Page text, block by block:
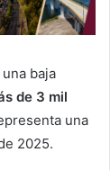
baja
de 3 mil
una
2025.